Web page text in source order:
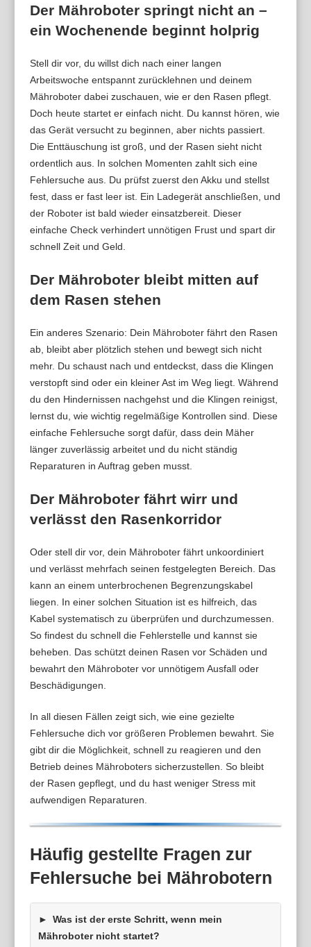
Der Mähroboter springt nicht an –
ein Wochenende beginnt holprig
Stell dir vor, du willst dich nach einer langen
Arbeitswoche entspannt zurücklehnen und deinem
Mähroboter dabei zuschauen, wie er den Rasen pflegt.
Doch heute startet er einfach nicht. Du kannst hören, wie
das Gerät versucht zu beginnen, aber nichts passiert.
Die Enttäuschung ist groß, und der Rasen sieht nicht
ordentlich aus. In solchen Momenten zahlt sich eine
Fehlersuche aus. Du prüfst zuerst den Akku und stellst
fest, dass er fast leer ist. Ein Ladegerät anschließen, und
der Roboter ist bald wieder einsatzbereit. Dieser
einfache Check verhindert unnötigen Frust und spart dir
schnell Zeit und Geld.
Der Mähroboter bleibt mitten auf
dem Rasen stehen
Ein anderes Szenario: Dein Mähroboter fährt den Rasen
ab, bleibt aber plötzlich stehen und bewegt sich nicht
mehr. Du schaust nach und entdeckst, dass die Klingen
verstopft sind oder ein kleiner Ast im Weg liegt. Während
du den Hindernissen nachgehst und die Klingen reinigst,
lernst du, wie wichtig regelmäßige Kontrollen sind. Diese
einfache Fehlersuche sorgt dafür, dass dein Mäher
länger zuverlässig arbeitet und du nicht ständig
Reparaturen in Auftrag geben musst.
Der Mähroboter fährt wirr und
verlässt den Rasenkorridor
Oder stell dir vor, dein Mähroboter fährt unkoordiniert
und verlässt mehrfach seinen festgelegten Bereich. Das
kann an einem unterbrochenen Begrenzungskabel
liegen. In einer solchen Situation ist es hilfreich, das
Kabel systematisch zu überprüfen und durchzumessen.
So findest du schnell die Fehlerstelle und kannst sie
beheben. Das schützt deinen Rasen vor Schäden und
bewahrt den Mähroboter vor unnötigem Ausfall oder
Beschädigungen.
In all diesen Fällen zeigt sich, wie eine gezielte
Fehlersuche dich vor größeren Problemen bewahrt. Sie
gibt dir die Möglichkeit, schnell zu reagieren und den
Betrieb deines Mähroboters sicherzustellen. So bleibt
der Rasen gepflegt, und du hast weniger Stress mit
aufwendigen Reparaturen.
Häufig gestellte Fragen zur
Fehlersuche bei Mährobotern
Was ist der erste Schritt, wenn mein
Mähroboter nicht startet?